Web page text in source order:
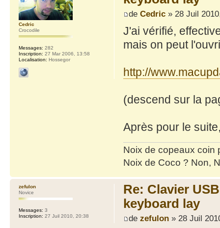
de Cedric» 28 Juil
J'ai vérifié,
mais on peut
http://
(descend sur la
Après pour le
Noix de copeaux coin
Noix de Coco ? Non,
Cedric
Crocodile
Messages: 282
Inscription: 27 Mar 2006, 13:58
Localisation: Hossegor
Re: Clavier
keyboard lay
de zefulon» 28 Juil
zefulon
Novice
Messages: 3
Inscription: 27 Juil 2010, 20:38